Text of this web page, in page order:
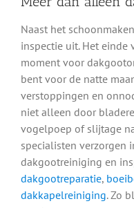
Naast het
inspectie uit. Het einde
moment voor
bent voor de natte
verstoppingen en
niet alleen door
vogelpoep of slijtage
specialisten verzorgen
dakgootreiniging en
dakgootreparatie,
dakkapelreiniging. Zo